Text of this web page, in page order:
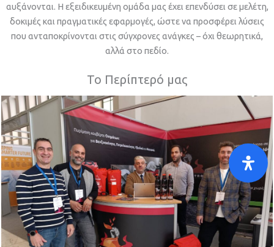
αυξάνονται. Η εξειδικευμένη ομάδα μας έχει επενδύσει σε μελέτη,
δοκιμές και πραγματικές εφαρμογές, ώστε να προσφέρει λύσεις
που ανταποκρίνονται στις σύγχρονες ανάγκες – όχι θεωρητικά,
αλλά στο πεδίο.
Το Περίπτερό μας